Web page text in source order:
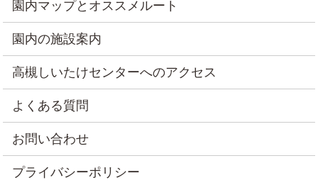
園内マップとオススメルート
園内の施設案内
高槻しいたけセンターへのアクセス
よくある質問
お問い合わせ
プライバシーポリシー